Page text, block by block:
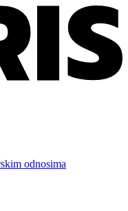
odnosima